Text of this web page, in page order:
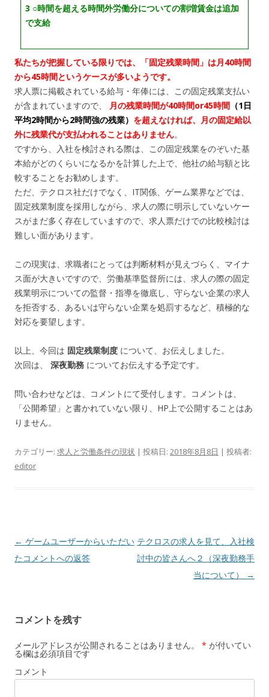
3 ○時間を超える時間外労働分についての割増賃金は追加
で支給
私たちが把握している限りでは、「固定残業時間」は月40時間
から45時間というケースが多いようです。
求人票に掲載されている給与・年俸には、この固定残業支払い
が含まれていますので、
月の残業時間が40時間or45時間 （1日
平均2時間から2時間強の残業） を超えなければ、月の固定給以
外に残業代が支払われることはありません。
ですから、入社を検討される際は、この固定残業をのぞいた基
本給がどのくらいになるかを計算した上で、他社の給与額と比
較することをお勧めします。
ただ、テクロス社だけでなく、IT関係、ゲーム業界などでは、
固定残業制度を採用しながら、求人の際に明示していないケー
スがまだ多く存在していますので、求人票だけでの比較検討は
難しい面があります。
この現実は、求職者にとっては判断材料が見えづらく、マイナ
ス面が大きいですので、労働基準監督所には、求人の際の固定
残業明示についての監督・指導を徹底し、守らない企業の求人
を拒否する、あるいは守らない企業を処罰するなど、積極的な
対応を要望します。
以上、今回は 固定残業制度 について、お伝えしました。
次回は、 深夜勤務 についてお伝えする予定です。
問い合わせなどは、コメントにて受付します。コメントは、
「公開希望」と書かれていない限り、HP上で公開することはあ
りません。
カテゴリー: 求人と労働条件の現状 | 投稿日: 2018年8月8日 | 投稿者:
editor
投
稿
ー
シ
ョ
ン
← ゲームユーザーからいただい
たコメントへの返答
テクロスの求人を見て、入社検
討中の皆さんへ２（深夜勤務手
当について）
→
コメントを残す
メールアドレスが公開されることはありません。 * が付いてい
る欄は必須項目です
コメント